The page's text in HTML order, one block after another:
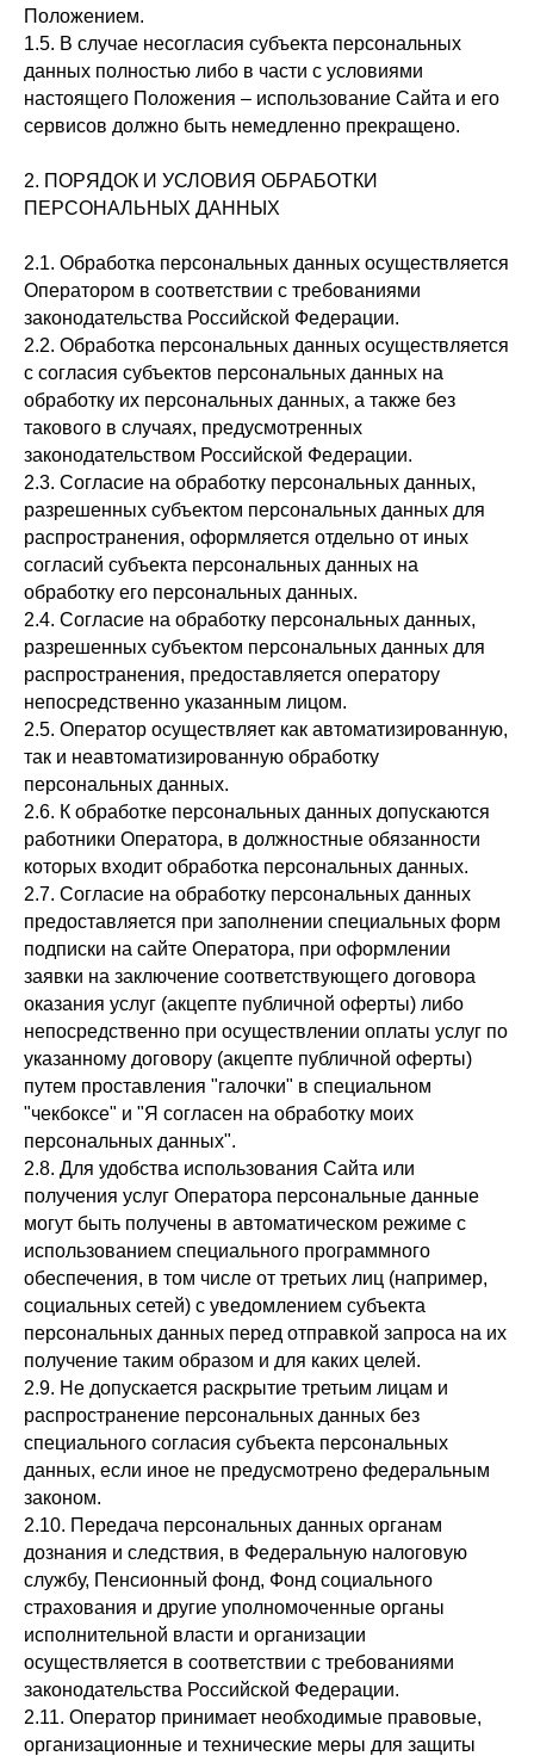
Положением.
1.5. В случае несогласия субъекта персональных
данных полностью либо в части с условиями
настоящего Положения – использование Сайта и его
сервисов должно быть немедленно прекращено.
2. ПОРЯДОК И УСЛОВИЯ ОБРАБОТКИ
ПЕРСОНАЛЬНЫХ ДАННЫХ
2.1. Обработка персональных данных осуществляется
Оператором в соответствии с требованиями
законодательства Российской Федерации.
2.2. Обработка персональных данных осуществляется
с согласия субъектов персональных данных на
обработку их персональных данных, а также без
такового в случаях, предусмотренных
законодательством Российской Федерации.
2.3. Согласие на обработку персональных данных,
разрешенных субъектом персональных данных для
распространения, оформляется отдельно от иных
согласий субъекта персональных данных на
обработку его персональных данных.
2.4. Согласие на обработку персональных данных,
разрешенных субъектом персональных данных для
распространения, предоставляется оператору
непосредственно указанным лицом.
2.5. Оператор осуществляет как автоматизированную,
так и неавтоматизированную обработку
персональных данных.
2.6. К обработке персональных данных допускаются
работники Оператора, в должностные обязанности
которых входит обработка персональных данных.
2.7. Согласие на обработку персональных данных
предоставляется при заполнении специальных форм
подписки на сайте Оператора, при оформлении
заявки на заключение соответствующего договора
оказания услуг (акцепте публичной оферты) либо
непосредственно при осуществлении оплаты услуг по
указанному договору (акцепте публичной оферты)
путем проставления "галочки" в специальном
"чекбоксе" и "Я согласен на обработку моих
персональных данных".
2.8. Для удобства использования Сайта или
получения услуг Оператора персональные данные
могут быть получены в автоматическом режиме с
использованием специального программного
обеспечения, в том числе от третьих лиц (например,
социальных сетей) с уведомлением субъекта
персональных данных перед отправкой запроса на их
получение таким образом и для каких целей.
2.9. Не допускается раскрытие третьим лицам и
распространение персональных данных без
специального согласия субъекта персональных
данных, если иное не предусмотрено федеральным
законом.
2.10. Передача персональных данных органам
дознания и следствия, в Федеральную налоговую
службу, Пенсионный фонд, Фонд социального
страхования и другие уполномоченные органы
исполнительной власти и организации
осуществляется в соответствии с требованиями
законодательства Российской Федерации.
2.11. Оператор принимает необходимые правовые,
организационные и технические меры для защиты